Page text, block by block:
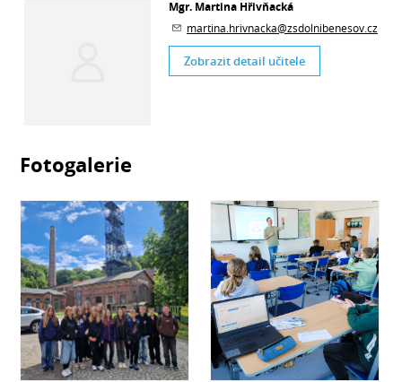
Mgr. Martina Hřivňacká
martina.hrivnacka@zsdolnibenesov.cz
Zobrazit detail učitele
Fotogalerie